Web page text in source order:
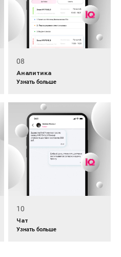
08
Аналитика
Узнать больше
10
Чат
Узнать больше